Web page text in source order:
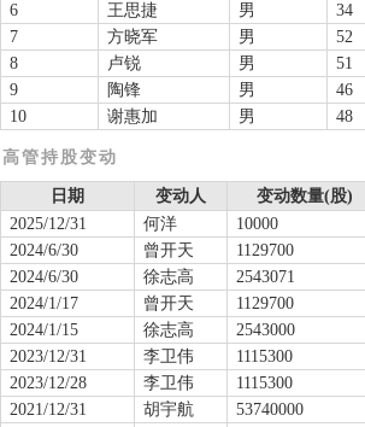
6
王思捷 男 34
7
方晓军 男 52
8
卢锐 男 51
9
陶锋 男 46
10
谢惠加 男 48
高管持股变动
日期 变动人 变动数量(股)
2025/12/31
何洋 10000
2024/6/30
曾开天 1129700
2024/6/30
徐志高 2543071
2024/1/17
曾开天 1129700
2024/1/15
徐志高 2543000
2023/12/31
李卫伟 1115300
2023/12/28
李卫伟 1115300
2021/12/31
胡宇航 53740000